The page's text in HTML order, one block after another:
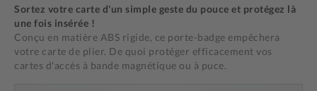
Sortez votre carte d'un simple geste du pouce et protégez là
une fois insérée !
Conçu en matière ABS rigide, ce porte-badge empêchera
votre carte de plier. De quoi protéger efficacement vos
cartes d'accès à bande magnétique ou à puce.